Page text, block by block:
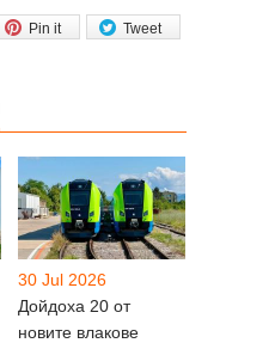
Tweet
Pin it
30 Jul 2026
Дойдоха 20 от
новите влакове